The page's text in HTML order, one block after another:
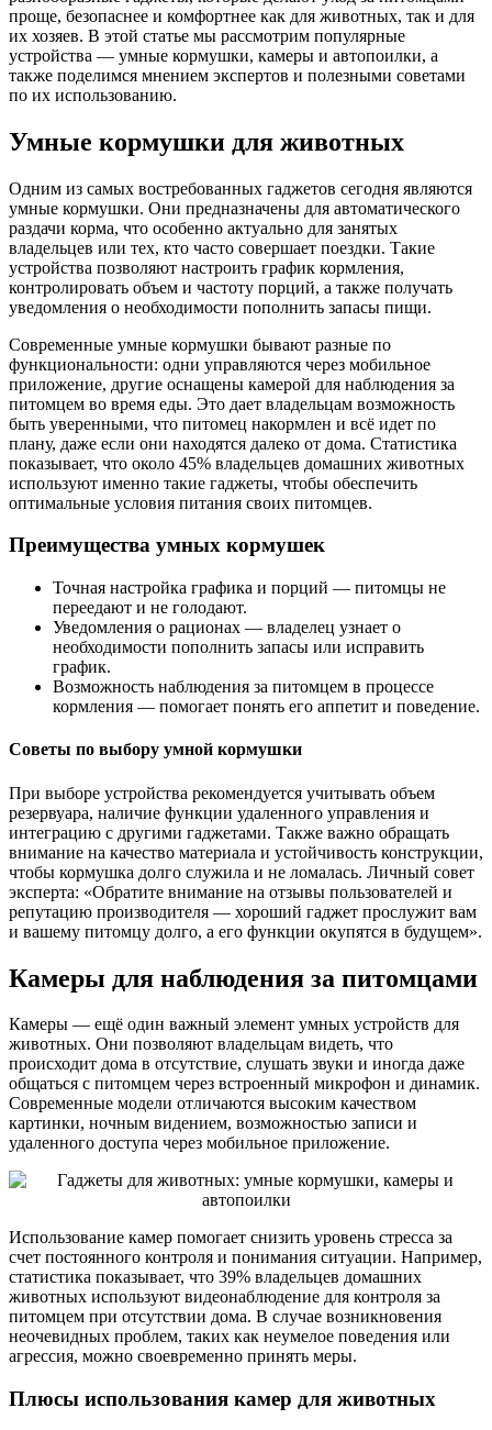
проще, безопаснее и комфортнее как для животных, так и для
их хозяев. В этой статье мы рассмотрим популярные
устройства — умные кормушки, камеры и автопоилки, а
также поделимся мнением экспертов и полезными советами
по их использованию.
Умные кормушки для животных
Одним из самых востребованных гаджетов сегодня являются
умные кормушки. Они предназначены для автоматического
раздачи корма, что особенно актуально для занятых
владельцев или тех, кто часто совершает поездки. Такие
устройства позволяют настроить график кормления,
контролировать объем и частоту порций, а также получать
уведомления о необходимости пополнить запасы пищи.
Современные умные кормушки бывают разные по
функциональности: одни управляются через мобильное
приложение, другие оснащены камерой для наблюдения за
питомцем во время еды. Это дает владельцам возможность
быть уверенными, что питомец накормлен и всё идет по
плану, даже если они находятся далеко от дома. Статистика
показывает, что около 45% владельцев домашних животных
используют именно такие гаджеты, чтобы обеспечить
оптимальные условия питания своих питомцев.
Преимущества умных кормушек
Точная настройка графика и порций — питомцы не
переедают и не голодают.
Уведомления о рационах — владелец узнает о
необходимости пополнить запасы или исправить
график.
Возможность наблюдения за питомцем в процессе
кормления — помогает понять его аппетит и поведение.
Советы по выбору умной кормушки
При выборе устройства рекомендуется учитывать объем
резервуара, наличие функции удаленного управления и
интеграцию с другими гаджетами. Также важно обращать
внимание на качество материала и устойчивость конструкции,
чтобы кормушка долго служила и не ломалась. Личный совет
эксперта: «Обратите внимание на отзывы пользователей и
репутацию производителя — хороший гаджет прослужит вам
и вашему питомцу долго, а его функции окупятся в будущем».
Камеры для наблюдения за питомцами
Камеры — ещё один важный элемент умных устройств для
животных. Они позволяют владельцам видеть, что
происходит дома в отсутствие, слушать звуки и иногда даже
общаться с питомцем через встроенный микрофон и динамик.
Современные модели отличаются высоким качеством
картинки, ночным видением, возможностью записи и
удаленного доступа через мобильное приложение.
Использование камер помогает снизить уровень стресса за
счет постоянного контроля и понимания ситуации. Например,
статистика показывает, что 39% владельцев домашних
животных используют видеонаблюдение для контроля за
питомцем при отсутствии дома. В случае возникновения
неочевидных проблем, таких как неумелое поведения или
агрессия, можно своевременно принять меры.
Плюсы использования камер для животных